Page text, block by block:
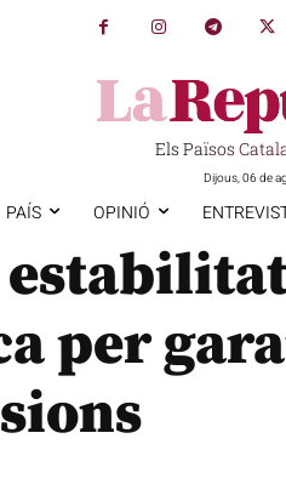
Els Països
Dijous, 06 de
PAÍS OPINIÓ
per